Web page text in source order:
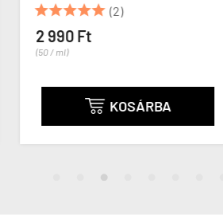
 (2)
2 990 Ft
(50 / ml)
 KOSÁRBA